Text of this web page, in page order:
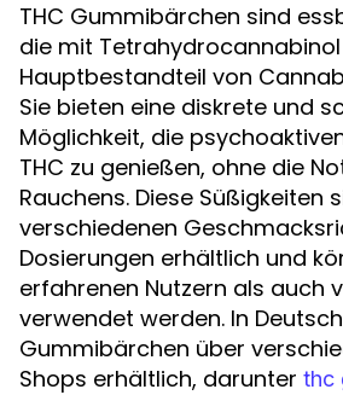
THC Gummibärchen sind
die mit
Hauptbestandteil von
Sie bieten eine diskrete und
Möglichkeit, die
THC zu genießen, ohne die
Rauchens. Diese Süßigkeiten
verschiedenen
Dosierungen erhältlich und
erfahrenen Nutzern als auch
verwendet werden. In
Gummibärchen über
Shops erhältlich, darunter thc